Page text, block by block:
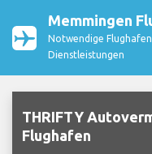
Memmingen
Notwendige
Dienstleistungen
THRIFTY
Flughafen